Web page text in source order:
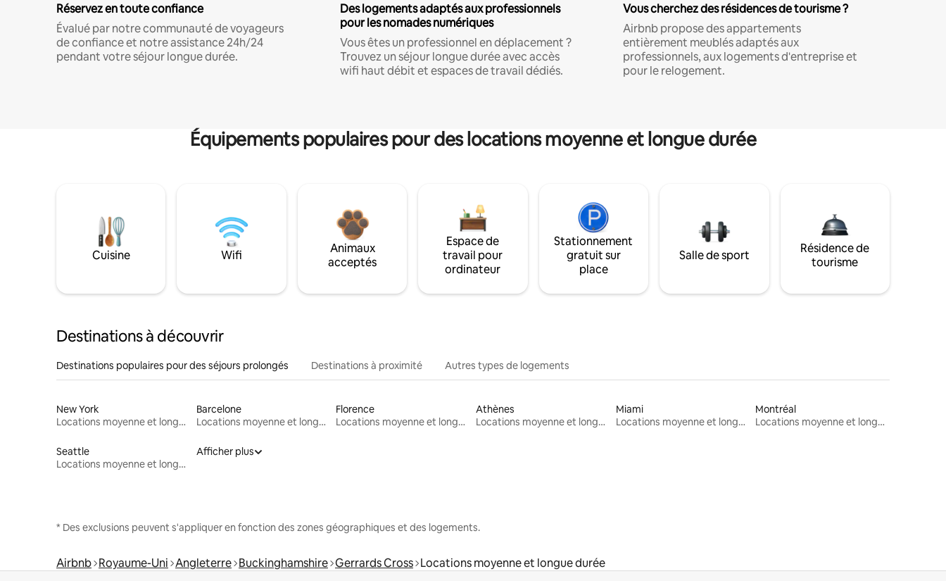
Réservez en toute confiance
Évalué par notre communauté de voyageurs
de confiance et notre assistance 24h/24
pendant votre séjour longue durée.
Des logements adaptés aux professionnels
pour les nomades numériques
Vous êtes un professionnel en déplacement ?
Trouvez un séjour longue durée avec accès
wifi haut débit et espaces de travail dédiés.
Vous cherchez des résidences de tourisme ?
Airbnb propose des appartements
entièrement meublés adaptés aux
professionnels, aux logements d'entreprise et
pour le relogement.
Équipements populaires pour des locations moyenne et longue durée
Cuisine Wifi
Animaux
acceptés
Espace de
travail pour
ordinateur
Stationnement
gratuit sur
place
Salle de sport
Résidence de
tourisme
Destinations à découvrir
Destinations populaires pour des séjours prolongés Destinations à proximité Autres types de logements
New York
Locations moyenne et longue durée
Barcelone
Locations moyenne et longue durée
Florence
Locations moyenne et longue durée
Athènes
Locations moyenne et longue durée
Miami
Locations moyenne et longue durée
Montréal
Locations moyenne et longue durée
Seattle
Locations moyenne et longue durée
Afficher plus
* Des exclusions peuvent s'appliquer en fonction des zones géographiques et des logements.
Airbnb Royaume-Uni Angleterre Buckinghamshire Gerrards Cross Locations moyenne et longue durée